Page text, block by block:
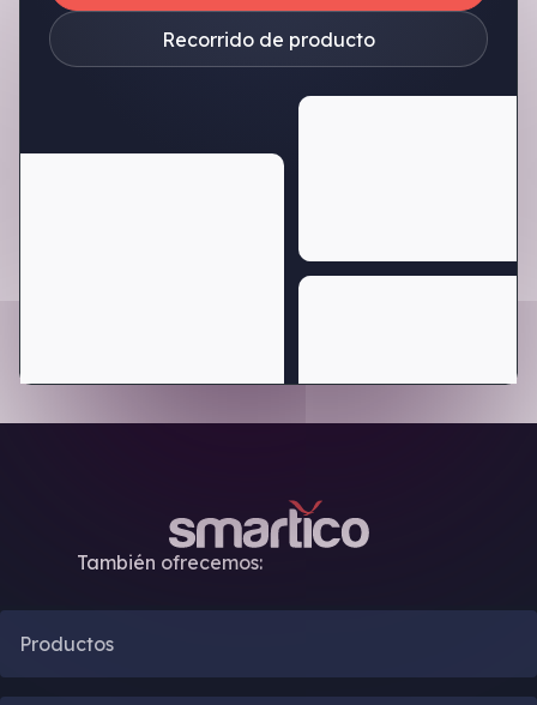
Recorrido de producto
También ofrecemos:
Productos